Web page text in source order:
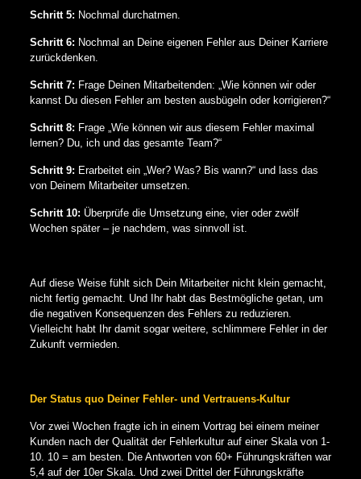
Schritt 5: Nochmal durchatmen.
Schritt 6: Nochmal an Deine eigenen Fehler aus Deiner Karriere
zurückdenken.
Schritt 7: Frage Deinen Mitarbeitenden: „Wie können wir oder
kannst Du diesen Fehler am besten ausbügeln oder korrigieren?“
Schritt 8: Frage „Wie können wir aus diesem Fehler maximal
lernen? Du, ich und das gesamte Team?“
Schritt 9: Erarbeitet ein „Wer? Was? Bis wann?“ und lass das
von Deinem Mitarbeiter umsetzen.
Schritt 10: Überprüfe die Umsetzung eine, vier oder zwölf
Wochen später – je nachdem, was sinnvoll ist.
Auf diese Weise fühlt sich Dein Mitarbeiter nicht klein gemacht,
nicht fertig gemacht. Und Ihr habt das Bestmögliche getan, um
die negativen Konsequenzen des Fehlers zu reduzieren.
Vielleicht habt Ihr damit sogar weitere, schlimmere Fehler in der
Zukunft vermieden.
Der Status quo Deiner Fehler- und Vertrauens-Kultur
Vor zwei Wochen fragte ich in einem Vortrag bei einem meiner
Kunden nach der Qualität der Fehlerkultur auf einer Skala von 1-
10. 10 = am besten. Die Antworten von 60+ Führungskräften war
5,4 auf der 10er Skala. Und zwei Drittel der Führungskräfte